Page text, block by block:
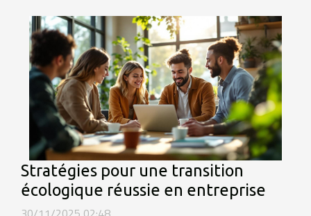
Stratégies pour une transition
écologique réussie en entreprise